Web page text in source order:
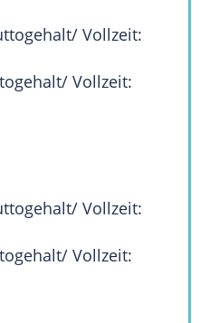
Vollzeit:
Vollzeit:
Vollzeit:
Vollzeit: